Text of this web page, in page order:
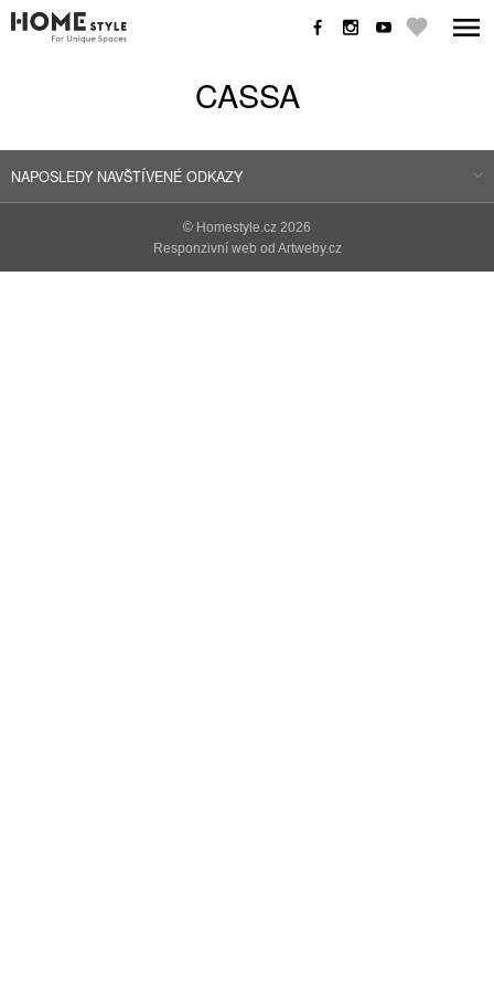
CASSA
NAPOSLEDY NAVŠTÍVENÉ ODKAZY
© Homestyle.cz 2026
Responzivní web od Artweby.cz